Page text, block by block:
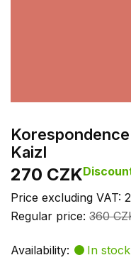
Kaizl
270 CZK
Price excluding VAT:
Regular price: 360
Availability:
In stock